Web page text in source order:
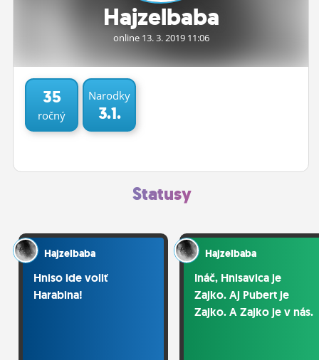
OBRÁZKY
ĽUDIA
MÔJ PROFIL
NASTAVENIA
Hajzelbaba
online 13.3.2019 11:06
35
ročný
Narodky
3.1.
Statusy
Hajzelbaba
Hniso ide voliť
Harabina!
Hajzelbaba
Ináč, Hnisavica je
Zajko. Aj Pubert je
Zajko. A Zajko je v nás.